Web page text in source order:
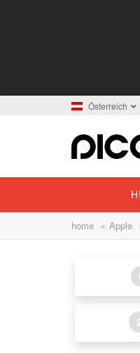
Österreich
home » Apple
2